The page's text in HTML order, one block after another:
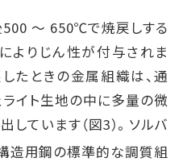
～ 650℃で焼戻しする
よりじん性が付与されま
たときの金属組織は、通
ライト生地の中に多量の微
しています（図3）。ソルバ
造用鋼の標準的な調質組